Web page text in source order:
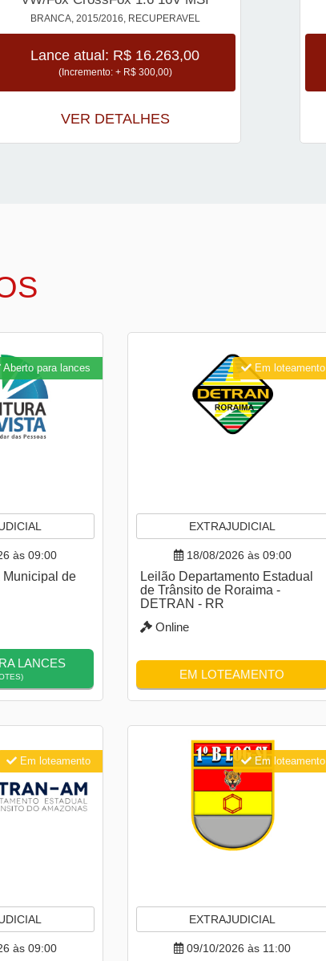
BRANCA, 2015/2016, RECUPERAVEL
Lance atual: R$ 16.263,00
(Incremento: + R$ 300,00)
VER DETALHES
às 09:00
Municipal de
LANCES
Aberto para lances
EXTRAJUDICIAL
18/08/2026 às 09:00
Leilão Departamento Estadual
de Trânsito de Roraima -
DETRAN - RR
Online
EM LOTEAMENTO
Em loteamento
às 09:00
Em loteamento
EXTRAJUDICIAL
09/10/2026 às 11:00
Em loteamento